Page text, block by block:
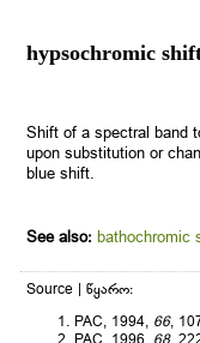
hypsochromic
Shift of a spectral band
upon substitution or
blue shift.
See also: bathochromic
Source | წყარო:
PAC, 1994, 66,